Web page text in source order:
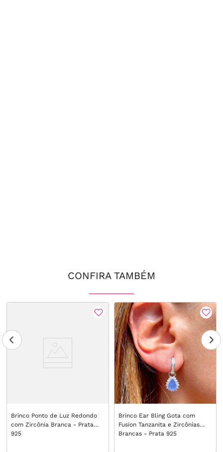
CONFIRA TAMBÉM
Brinco Ponto de Luz Redondo
com Zircônia Branca - Prata
925
Brinco Ear Bling Gota com
Fusion Tanzanita e Zircônias
Brancas - Prata 925